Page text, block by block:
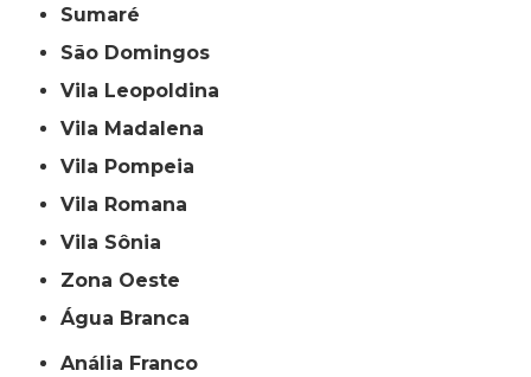
Sumaré
São Domingos
Vila Leopoldina
Vila Madalena
Vila Pompeia
Vila Romana
Vila Sônia
Zona Oeste
Água Branca
Anália Franco